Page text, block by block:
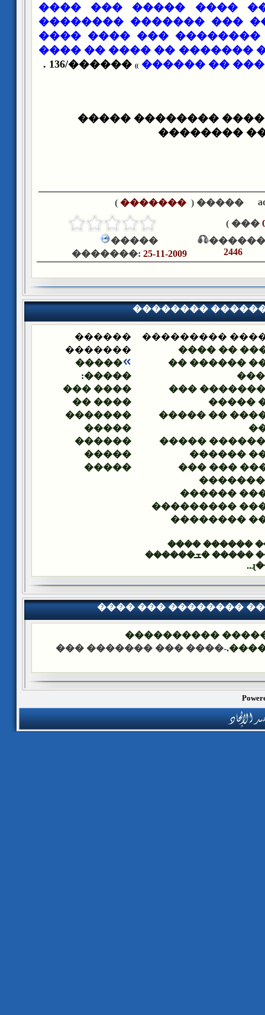
����� ���� ����� ���
����� ��� ���� ���
����� ������ ��������
����� ��� ���� �������
��� ��� ����
)
)
������/136 .
�� ���� ���� �����
���� ��
����� (
�������
)
��� )
�����
�������: 25-11-2009
2446
��������
��������
������ ��
������
���
�����
�������� ��
��� ������
������
������
����
�������
�������
������
����� ������
����� �ܫ������
������
�������
�����
�����:
���� ���
���� ��
�������
�����
������
�����
�����
���� ��� ��������
��� ����:
-���� ��� ������� ���